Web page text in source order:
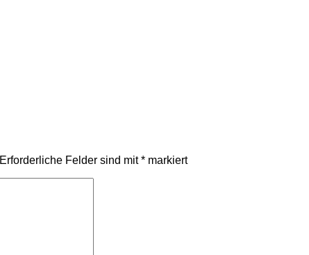
Erforderliche Felder sind mit* markiert